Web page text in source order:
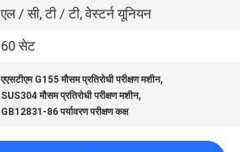
एल / सी, टी / टी, वेस्टर्न यूनियन
60 सेट
एएसटीएम G155 मौसम प्रतिरोधी परीक्षण मशीन,
SUS304 मौसम प्रतिरोधी परीक्षण मशीन,
GB12831-86 पर्यावरण परीक्षण कक्ष